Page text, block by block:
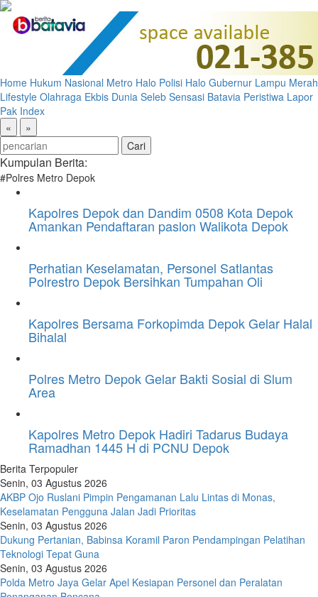
Home Hukum Nasional Metro Halo Polisi Halo Gubernur Lampu Merah
Lifestyle Olahraga Ekbis Dunia Seleb Sensasi Batavia Peristiwa Lapor
Pak Index
«
»
Kumpulan Berita:
#Polres Metro Depok
Kapolres Depok dan Dandim 0508 Kota Depok
Amankan Pendaftaran paslon Walikota Depok
Perhatian Keselamatan, Personel Satlantas
Polrestro Depok Bersihkan Tumpahan Oli
Kapolres Bersama Forkopimda Depok Gelar Halal
Bihalal
Polres Metro Depok Gelar Bakti Sosial di Slum
Area
Kapolres Metro Depok Hadiri Tadarus Budaya
Ramadhan 1445 H di PCNU Depok
Berita Terpopuler
Senin, 03 Agustus 2026
AKBP Ojo Ruslani Pimpin Pengamanan Lalu Lintas di Monas,
Keselamatan Pengguna Jalan Jadi Prioritas
Senin, 03 Agustus 2026
Dukung Pertanian, Babinsa Koramil Paron Pendampingan Pelatihan
Teknologi Tepat Guna
Senin, 03 Agustus 2026
Polda Metro Jaya Gelar Apel Kesiapan Personel dan Peralatan